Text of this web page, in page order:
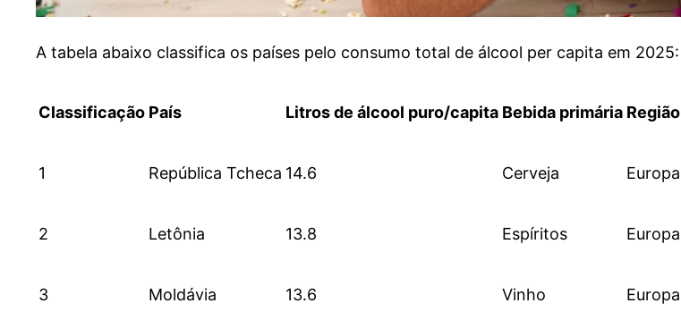
A tabela abaixo classifica os países pelo consumo total de álcool per capita em 2025:
Classificação País Litros de álcool puro/capita Bebida primária Região
1 República Tcheca 14.6 Cerveja Europa
2 Letônia 13.8 Espíritos Europa
3 Moldávia 13.6 Vinho Europa